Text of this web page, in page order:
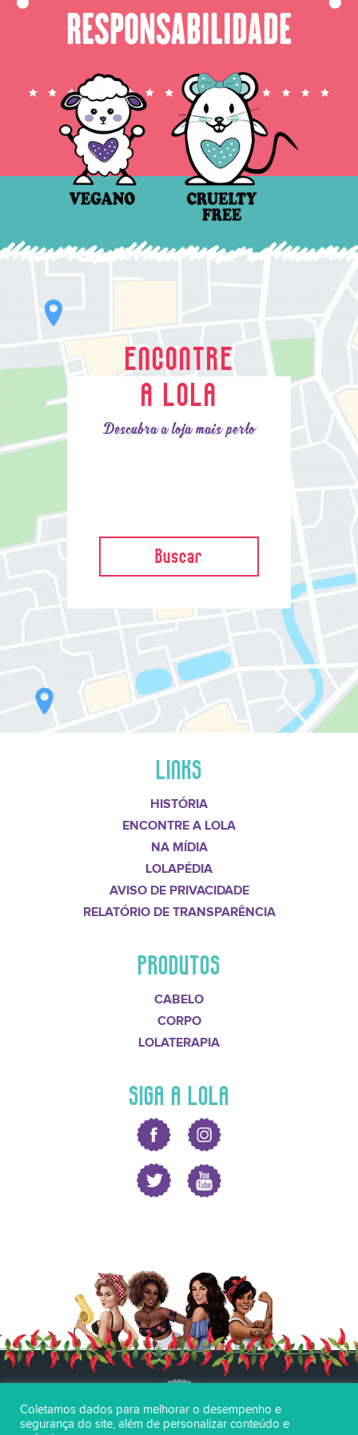
RESPONSABILIDADE
ENCONTRE
A LOLA
Descubra a loja mais perto
Buscar
LINKS
HISTÓRIA
ENCONTRE A LOLA
NA MÍDIA
LOLAPÉDIA
AVISO DE PRIVACIDADE
RELATÓRIO DE TRANSPARÊNCIA
PRODUTOS
CABELO
CORPO
LOLATERAPIA
SIGA A LOLA
Coletamos dados para melhorar o desempenho e
segurança do site, além de personalizar conteúdo e